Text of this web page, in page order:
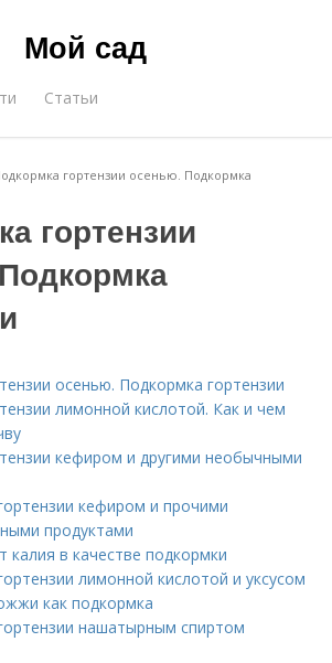
Мой сад
Статьи
гортензии осенью. Подкормка
гортензии
осенью. Подкормка гортензии
лимонной кислотой. Как и чем
кефиром и другими необычными
кефиром и прочими
продуктами
калия в качестве подкормки
лимонной кислотой и уксусом
как подкормка
нашатырным спиртом